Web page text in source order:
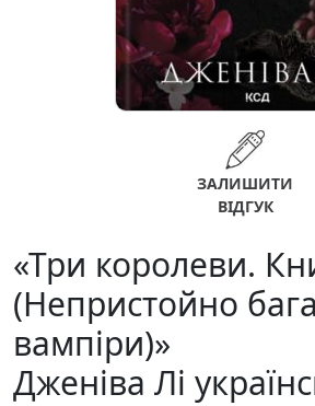
ЗАЛИШИТИ
ВІДГУК
«Три королеви.
(Непристойно
вампіри)»
Дженіва Лі